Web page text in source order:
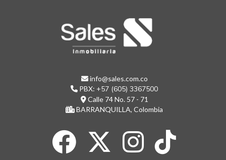
info@sales.com.co
PBX: +57 (605) 3367500
Calle 74 No. 57 - 71
BARRANQUILLA, Colombia